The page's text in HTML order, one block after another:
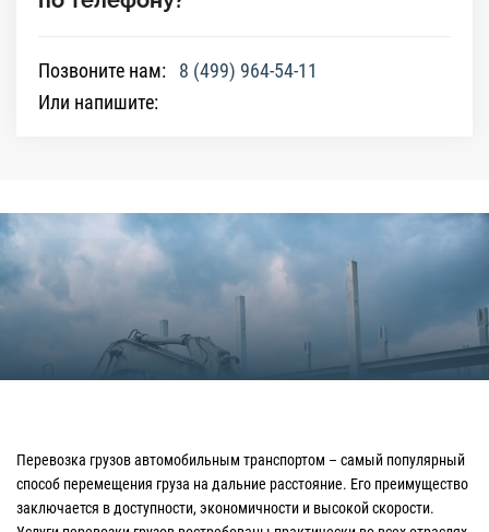
Позвоните нам:
8 (499) 964-54-11
Или напишите:
Перевозка грузов автомобильным транспортом – самый популярный
способ перемещения груза на дальние расстояние. Его преимущество
заключается в доступности, экономичности и высокой скорости.